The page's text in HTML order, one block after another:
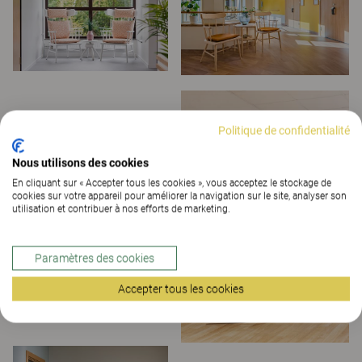
Politique de confidentialité
Nous utilisons des cookies
En cliquant sur « Accepter tous les cookies », vous acceptez le stockage de
cookies sur votre appareil pour améliorer la navigation sur le site, analyser son
utilisation et contribuer à nos efforts de marketing.
Paramètres des cookies
Accepter tous les cookies